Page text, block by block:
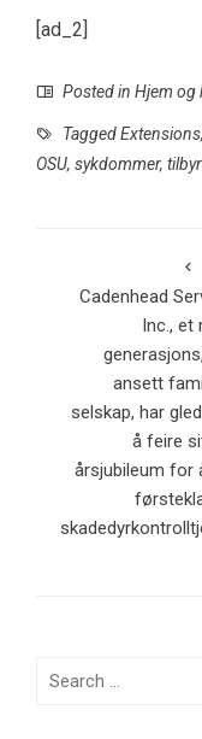
[ad_2]
Posted in Hjem og
TaggedExtensions,
OSU, sykdommer, tilbyr
Cadenhead
Inc., et
ansett
selskap, har
å feire
årsjubileum for
Search